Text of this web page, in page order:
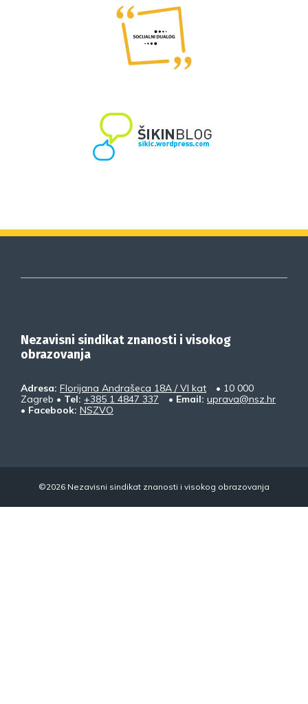
Nezavisni sindikat znanosti i visokog
obrazovanja
Adresa: Florijana Andrašeca 18A / VI kat
• 10 000
Zagreb • Tel: +385 1 4847 337 • Email: uprava@nsz.hr
• Facebook: NSZVO
©2026 Nezavisni sindikat znanosti i visokog obrazovanja